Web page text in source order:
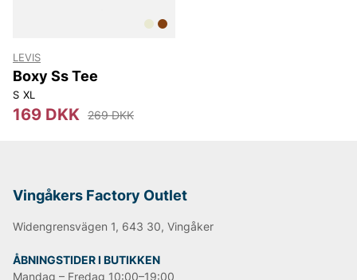
LEVIS
Boxy Ss Tee
S XL
169 DKK 269 DKK
Vingåkers Factory Outlet
Widengrensvägen 1, 643 30, Vingåker
ÅBNINGSTIDER I BUTIKKEN
Mandag – Fredag 10:00–19:00